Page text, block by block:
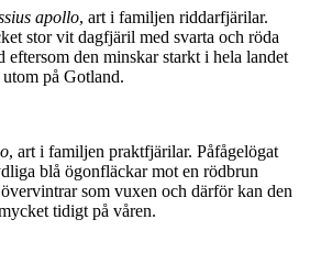
apollo, art i familjen riddarfjärilar.
stor vit dagfjäril med svarta och röda
eftersom den minskar starkt i hela landet
utom på Gotland.
, art i familjen praktfjärilar. Påfågelögat
blå ögonfläckar mot en rödbrun
som vuxen och därför kan den
tidigt på våren.